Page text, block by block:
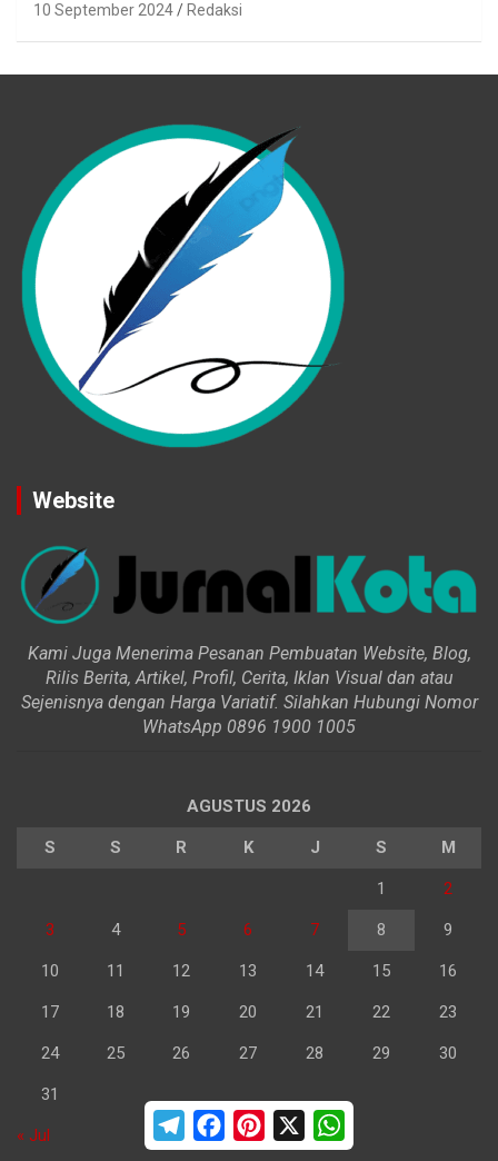
10 September 2024 Redaksi
Website
Kami Juga Menerima Pesanan Pembuatan Website, Blog,
Rilis Berita, Artikel, Profil, Cerita, Iklan Visual dan atau
Sejenisnya dengan Harga Variatif. Silahkan Hubungi Nomor
WhatsApp 0896 1900 1005
AGUSTUS 2026
S S R K J S M
1 2
3 4 5 6 7 8 9
10 11 12 13 14 15 16
17 18 19 20 21 22 23
24 25 26 27 28 29 30
31
« Jul
T
l
c
P
n
X
a